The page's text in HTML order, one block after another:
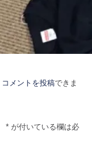
コメントを投稿できま
* が付いている欄は必